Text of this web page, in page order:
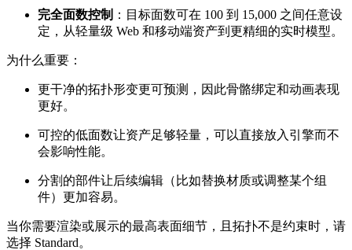
完全面数控制 ：目标面数可在 100 到 15,000 之间任意设
定，从轻量级 Web 和移动端资产到更精细的实时模型。
为什么重要：
更干净的拓扑形变更可预测，因此骨骼绑定和动画表现
更好。
可控的低面数让资产足够轻量，可以直接放入引擎而不
会影响性能。
分割的部件让后续编辑（比如替换材质或调整某个组
件）更加容易。
当你需要渲染或展示的最高表面细节，且拓扑不是约束时，请
选择 Standard。